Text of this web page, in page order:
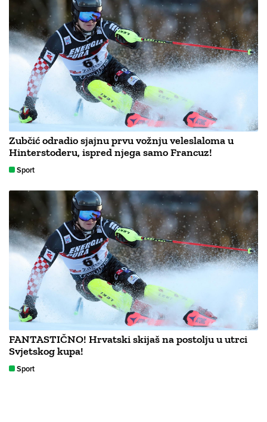
Zubčić odradio sjajnu prvu vožnju veleslaloma u
Hinterstoderu, ispred njega samo Francuz!
Sport
FANTASTIČNO! Hrvatski skijaš na postolju u utrci
Svjetskog kupa!
Sport